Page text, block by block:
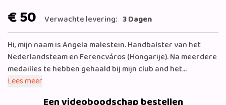
€ 50 Verwachte levering: 3 Dagen
Hi, mijn naam is Angela malestein. Handbalster van het
Nederlandsteam en Ferencváros (Hongarije). Na meerdere
medailles te hebben gehaald bij mijn club and het
Nederlands team. Kwam in 2019 eindelijk die gouden
Lees meer